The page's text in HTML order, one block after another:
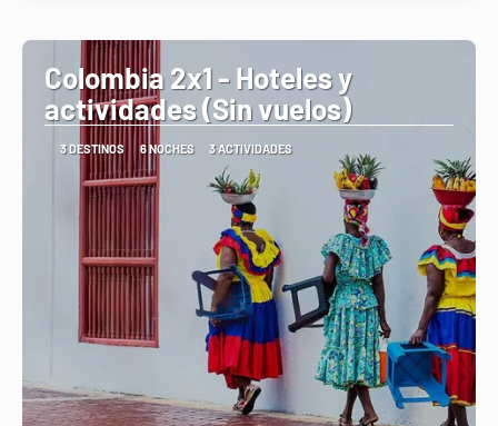
Colombia 2x1 - Hoteles y
actividades (Sin vuelos)
3 DESTINOS 6 NOCHES 3 ACTIVIDADES